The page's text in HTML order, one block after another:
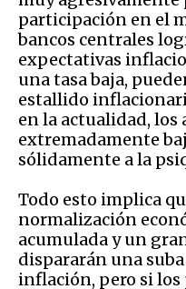
participación en el
bancos centrales
expectativas
una tasa baja,
estallido
en la actualidad,
extremadamente
sólidamente a la
Todo esto implica
normalización
acumulada y un
dispararán una
inflación, pero si